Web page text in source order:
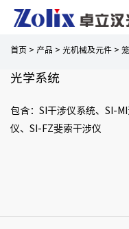
首页 > 产品 > 光机械及元件 >
光学系统
包含：SI干涉仪系统、SI-
仪、SI-FZ斐索干涉仪